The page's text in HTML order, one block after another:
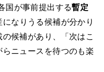
国が事前提出する暫定
なりうる候補が分かり
候補があり、「次はこ
ニュースを待つのも楽